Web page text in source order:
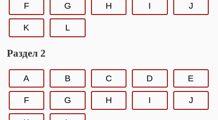
F G H I J
K L
Раздел 2
A B C D E
F G H I J